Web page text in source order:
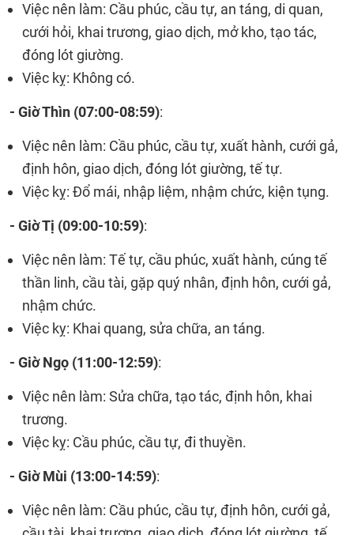
Việc nên làm: Cầu phúc, cầu tự, an táng, di quan,
cưới hỏi, khai trương, giao dịch, mở kho, tạo tác,
đóng lót giường.
Việc kỵ: Không có.
- Giờ Thìn (07:00-08:59):
Việc nên làm: Cầu phúc, cầu tự, xuất hành, cưới gả,
định hôn, giao dịch, đóng lót giường, tế tự.
Việc kỵ: Đổ mái, nhập liệm, nhậm chức, kiện tụng.
- Giờ Tị (09:00-10:59):
Việc nên làm: Tế tự, cầu phúc, xuất hành, cúng tế
thần linh, cầu tài, gặp quý nhân, định hôn, cưới gả,
nhậm chức.
Việc kỵ: Khai quang, sửa chữa, an táng.
- Giờ Ngọ (11:00-12:59):
Việc nên làm: Sửa chữa, tạo tác, định hôn, khai
trương.
Việc kỵ: Cầu phúc, cầu tự, đi thuyền.
- Giờ Mùi (13:00-14:59):
Việc nên làm: Cầu phúc, cầu tự, định hôn, cưới gả,